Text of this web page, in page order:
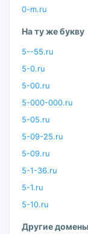
0-m.ru
На ту же букву
5--55.ru
5-0.ru
5-00.ru
5-000-000.ru
5-05.ru
5-09-25.ru
5-09.ru
5-1-36.ru
5-1.ru
5-10.ru
Другие домены